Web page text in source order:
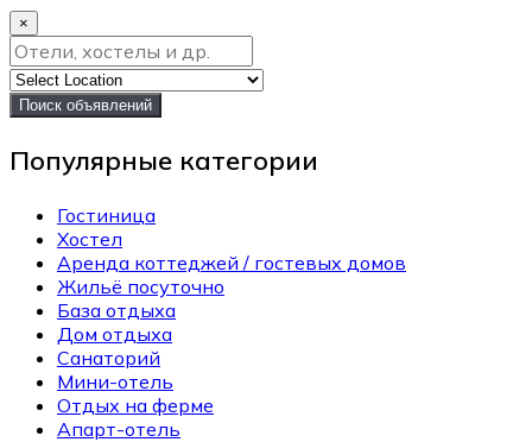
×
Поиск объявлений
Популярные категории
Гостиница
Хостел
Аренда коттеджей / гостевых домов
Жильё посуточно
База отдыха
Дом отдыха
Санаторий
Мини-отель
Отдых на ферме
Апарт-отель